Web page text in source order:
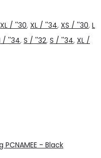
XL / ''30, XL / ''34, XS / ''30, L
/ ''34, S / ''32, S / ''34, XL /